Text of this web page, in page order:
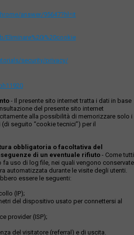
rileva, altresì, che dalla nota di
trascritto a Roma 1 il
formalità, avente ad oggetto i
specificato che “nelle superfici di
compresa la striscia, larga tre
a strada. Questa, con
Paolo e lungo il lato destro,
detta via vicinale, terminerà al
di transito, acquedotto,
ect. in favore dell’intero
precisa, inoltre, che nella citata nota
del 06/07/1974 non viene
il bene n.1 oggetto di
risulti afferente a detta nota. Il
precisato, rappresentato e
depositato in atti. Ogni
rispetto a tutto quanto sopra
riportato e descritto
riguardo ad eventuali rapporti,
diritti di terzi o comunque connessa
situazione esistente nonché tutti
derivarne, gli aggiornamenti
saranno a totale rischio, carico,
come meglio indicato in
answer/95647?hl=it
security/privacy/
- Il presente sito internet tratta i dati in base
del presente sito internet
alla possibilità di memorizzare solo i
seguito “cookie tecnici”) per il
obbligatoria o facoltativa del
di un eventuale rifiuto - Come tutti
fa uso di log file, nei quali vengono conservate
automatizzata durante le visite degli utenti.
essere le seguenti:
(IP);
del dispositivo usato per connettersi al
provider (ISP);
del visitatore (referral) e di uscita.